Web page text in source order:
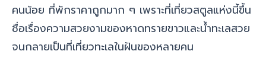
คนน้อย ที่พักราคาถูกมาก ๆ เพราะที่เที่ยวสตูลแห่งนี้ขึ้น
ชื่อเรื่องความสวยงามของหาดทรายขาวและน้ำทะเลสวย
จนกลายเป็นที่เที่ยวทะเลในฝันของหลายคน